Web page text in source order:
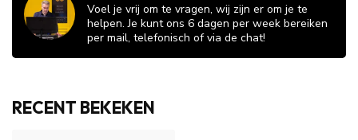
Voel je vrij om te vragen, wij zijn er om je te
helpen. Je kunt ons 6 dagen per week bereiken
per mail, telefonisch of via de chat!
RECENT BEKEKEN